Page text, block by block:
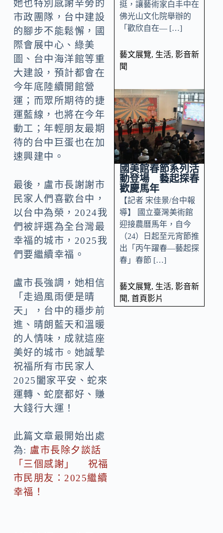
她也特別感謝辛勞的
市政團隊，台中建設
的腳步不能鬆懈，國
際會展中心、綠美
圖、台中海洋館等重
大建設，預計都會在
今年底陸續開館營
運；而眾所期待的捷
運藍線，也將在今年
動工；年輕朋友最期
待的台中巨蛋也在加
速興建中。
最後，盧市長謝謝市
民家人們喜歡台中，
以台中為榮，2024我
們被評選為全台灣最
幸福的城市，2025我
們要繼續幸福。
盧市長強調，她相信
「走過風雨便是晴
天」，台中的穩步前
進、晴朗藍天和溫暖
的人情味，成就這座
美好的城市。她誠摯
祝福所有市民家人
2025闔家平安、蛇來
運轉、蛇麼都好、賺
大錢行大運！
此篇文章最開始出處
為: 盧市長除夕談話
「三個感謝」 祝福
市民朋友：2025繼續
幸福！
挺，讓藝術家白丰中在
佛光山文化院舉辦的
「歡欣自在— […]
藝文展覽, 生活, 影音新
聞
國美館春節系列活
動登場 藝起探春
歡慶馬年
【記者 宋佳景/台中報
導】 國立臺灣美術館
迎接農曆馬年，自今
（24）日起至元宵節推
出「丙午躍春—藝起探
春」春節 […]
藝文展覽, 生活, 影音新
聞, 首頁影片